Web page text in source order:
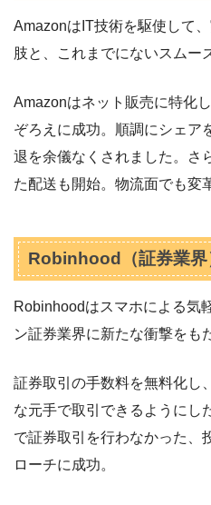
AmazonはIT技術を駆使して
肢と、これまでにないスムー
Amazonはネット販売に特化
ぞろえに成功。順調にシェア
退を余儀なくされました。さ
た配送も開始。物流面でも変
Robinhood（証券業界
Robinhoodはスマホによる気
ン証券業界に新たな衝撃をも
証券取引の手数料を無料化し
な元手で取引できるようにし
で証券取引を行わなかった、
ローチに成功。